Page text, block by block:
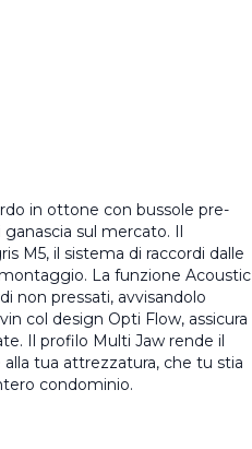
in ottone con bussole pre-
sul mercato. Il
M5, il sistema di raccordi dalle
La funzione Acoustic
non pressati, avvisandolo
col design Opti Flow, assicura
Il profilo Multi Jaw rende il
tua attrezzatura, che tu stia
condominio.